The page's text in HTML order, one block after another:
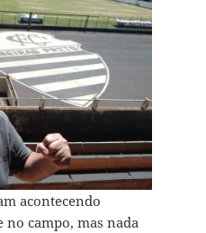
acontecendo
campo, mas nada